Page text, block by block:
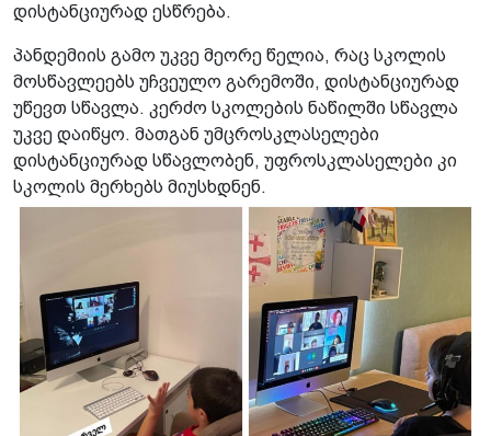
დისტანციურად ესწრება.
პანდემიის გამო უკვე მეორე წელია, რაც სკოლის
მოსწავლეებს უჩვეულო გარემოში, დისტანციურად
უწევთ სწავლა. კერძო სკოლების ნაწილში სწავლა
უკვე დაიწყო. მათგან უმცროსკლასელები
დისტანციურად სწავლობენ, უფროსკლასელები კი
სკოლის მერხებს მიუსხდნენ.